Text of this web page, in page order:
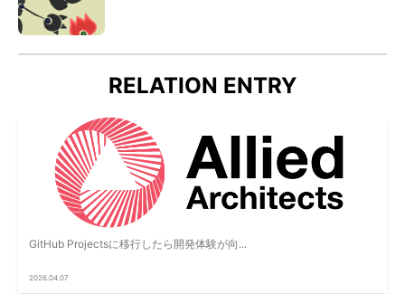
RELATION ENTRY
GitHub Projectsに移行したら開発体験が向...
2026.04.07